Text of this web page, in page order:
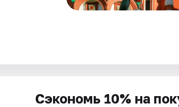
Сэкономь 10% на